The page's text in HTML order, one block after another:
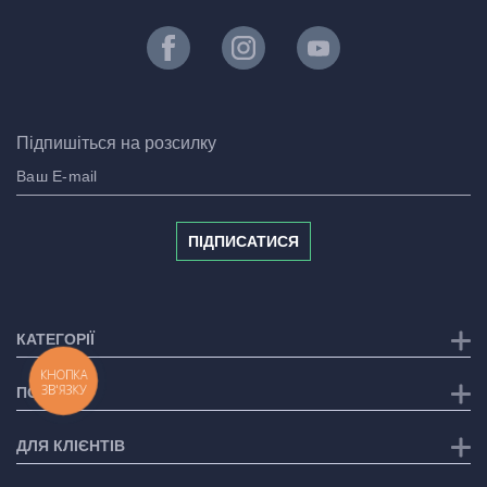
Підпишіться на розсилку
ПІДПИСАТИСЯ
КАТЕГОРІЇ
ПОСЛУГИ
ДЛЯ КЛІЄНТІВ
КНОПКА
ЗВ'ЯЗКУ